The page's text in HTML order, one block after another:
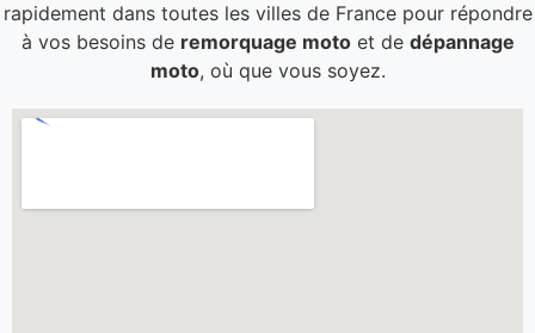
rapidement dans toutes les villes de France pour répondre
à vos besoins de remorquage motoet de dépannage
moto, où que vous soyez.